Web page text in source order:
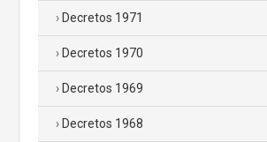
Decretos 1971
Decretos 1970
Decretos 1969
Decretos 1968